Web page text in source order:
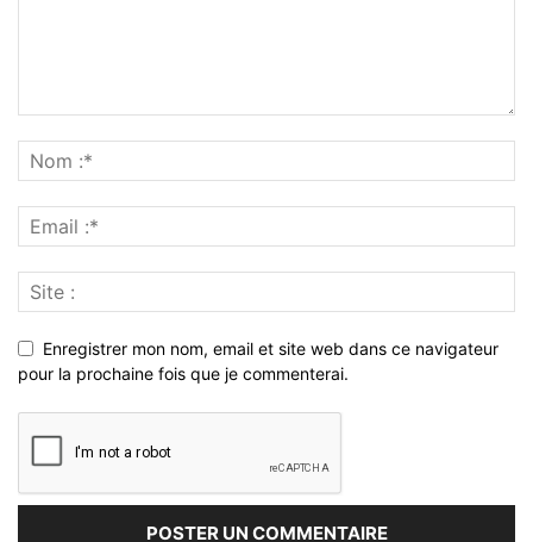
Enregistrer mon nom, email et site web dans ce navigateur
pour la prochaine fois que je commenterai.